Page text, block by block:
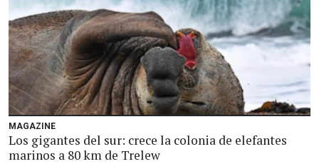
MAGAZINE
Los gigantes del sur: crece la colonia de elefantes
marinos a 80 km de Trelew